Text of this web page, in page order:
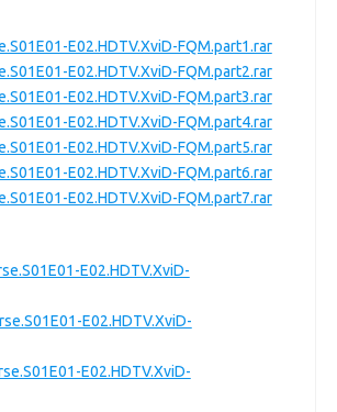
E02.HDTV.XviD-FQM.part1.rar
E02.HDTV.XviD-FQM.part2.rar
E02.HDTV.XviD-FQM.part3.rar
E02.HDTV.XviD-FQM.part4.rar
E02.HDTV.XviD-FQM.part5.rar
E02.HDTV.XviD-FQM.part6.rar
E02.HDTV.XviD-FQM.part7.rar
E02.HDTV.XviD-
E02.HDTV.XviD-
E02.HDTV.XviD-